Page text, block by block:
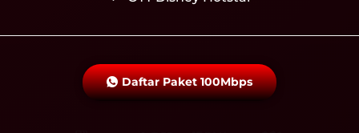
Daftar Paket 100Mbps